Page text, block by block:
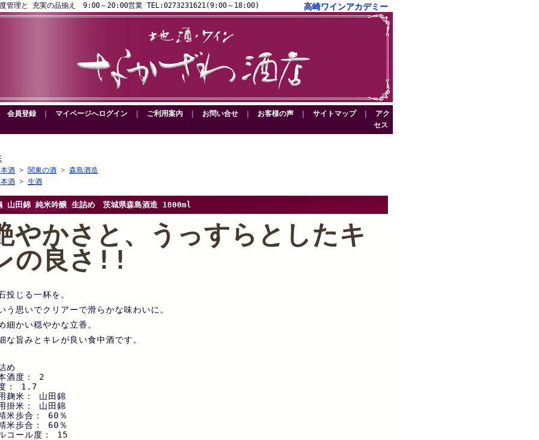
管理と 充実の品揃え 9:00～20:00営業 TEL:0273231621(9:00～18:00) 高崎ワインアカデミー
会員登録 マイページへログイン ご利用案内 お問い合せ お客様の声 サイトマップ
アク
セス
酒 > 関東の酒 > 森島酒造
酒 > 生酒
山田錦 純米吟醸 生詰め 茨城県森島酒造 1800ml
やかさと、うっすらとしたキ
の良さ!!
投じる一杯を。
う思いでクリアーで滑らかな味わいに。
細かい穏やかな立香。
な旨みとキレが良い食中酒です。
め
酒度： 2
： 1.7
麹米： 山田錦
掛米： 山田錦
米歩合： 60％
米歩合： 60％
コール度： 15